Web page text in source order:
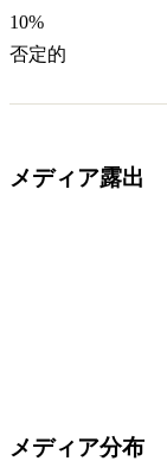
10%
否定的
メディア露出
メディア分布